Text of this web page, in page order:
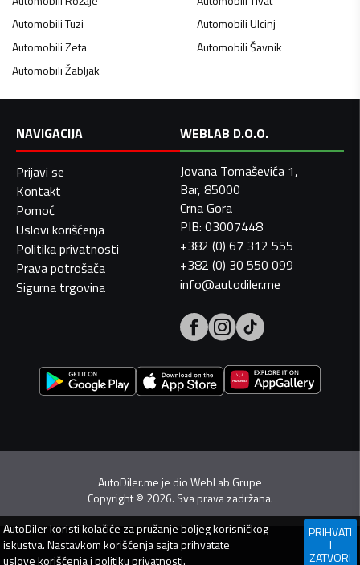
AutomobiliTuzi AutomobiliUlcinj
AutomobiliZeta AutomobiliŠavnik
AutomobiliŽabljak
NAVIGACIJA
Prijavi se
Kontakt
Pomoć
Uslovi korišćenja
Politika privatnosti
Prava potrošača
Sigurna trgovina
WEBLAB D.O.O.
Jovana Tomaševića 1,
Bar, 85000
Crna Gora
PIB: 03007448
+382 (0) 67 312 555
+382 (0) 30 550 099
info@autodiler.me
AutoDiler.me je dioWebLab Grupe
Copyright© 2026. Sva prava zadržana.
AutoDilerkoristi kolačiće za pružanje boljeg korisničkog
iskustva. Nastavkom korišćenja sajta prihvatate
uslove korišćenjaipolitiku privatnosti.
PRIHVATI
I
ZATVORI